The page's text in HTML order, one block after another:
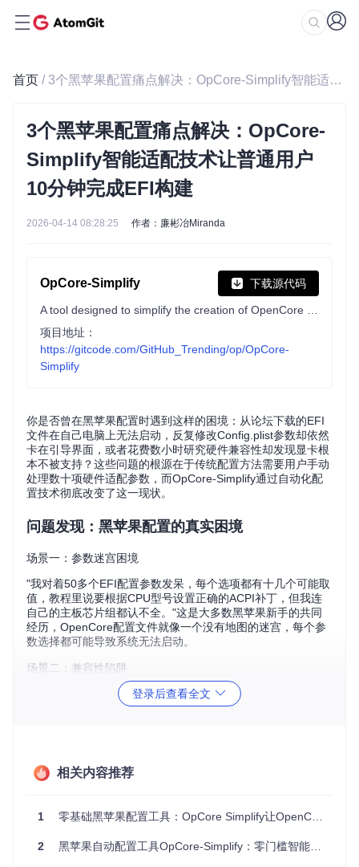
首页 / 3个黑苹果配置痛点解决：OpCore-Simplify智能适配技术让普通用户10分钟完成EFI构建
3个黑苹果配置痛点解决：OpCore-
Simplify智能适配技术让普通用户
10分钟完成EFI构建
2026-04-14 08:28:25 作者：廉彬冶Miranda
OpCore-Simplify 下载源代码
项目地址：
https://gitcode.com/GitHub_Trending/op/OpCore-
Simplify
你是否曾在黑苹果配置时遇到这样的困境：从论坛下载的EFI
文件在自己电脑上无法启动，反复修改Config.plist参数却依然
卡在引导界面，或者花费数小时研究硬件兼容性却发现显卡根
本不被支持？这些问题的根源在于传统配置方法需要用户手动
处理数十项硬件适配参数，而OpCore-Simplify通过自动化配
置技术彻底改变了这一现状。
问题发现：黑苹果配置的真实困境
场景一：参数迷宫困境
"我对着50多个EFI配置参数发呆，每个选项都有十几个可能取
值，教程里说要根据CPU型号设置正确的ACPI补丁，但我连
自己的主板芯片组都认不全。"这是大多数黑苹果新手的共同
经历，OpenCore配置文件就像一个没有地图的迷宫，每个参
数选择都可能导致系统无法启动。
场景二：兼容性陷阱
一位用户兴奋地尝试安装最新的macOS Tahoe 26，却忽略了
自己的NVIDIA显卡早已不在支持列表中。当他花费3小时准备
场景三：驱动匹配难题
法工作。"驱动版本不匹配、依赖关系缺失、配置不正确，这
登录后查看全文
相关内容推荐
1 零基础黑苹果配置工具：OpCore Simplify让OpenCore安装像搭积木一样简单
2 黑苹果自动配置工具OpCore-Simplify：零门槛智能部署完全指南